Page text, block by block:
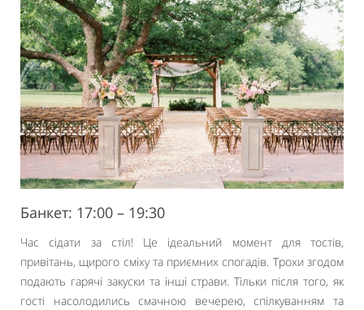
Банкет: 17:00 – 19:30
Час сідати за стіл! Це ідеальний момент для тостів,
привітань, щирого сміху та приємних спогадів. Трохи згодом
подають гарячі закуски та інші страви. Тільки після того, як
гості насолодились смачною вечерею, спілкуванням та